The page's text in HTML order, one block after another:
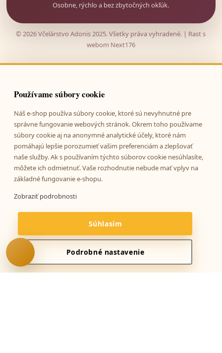
Osobne, rýchlo a bez zbytočných okľúk.
© 2026 Včelárstvo Adonis 2025. Všetky práva vyhradené. | Rast s
webom Next176
Používame súbory cookie
Náš e-shop používa súbory cookie, ktoré sú nevyhnutné pre
správne fungovanie webových stránok. Okrem toho používame
súbory cookie aj na anonymné analytické účely, ktoré nám
pomáhajú lepšie porozumieť vašim preferenciám a zlepšovať
naše služby. Ak s používaním týchto súborov cookie nesúhlasíte,
môžete ich odmietnuť. Vaše rozhodnutie nebude mať vplyv na
základné fungovanie e-shopu.
Zobraziť podrobnosti
Súhlasím
Podrobné nastavenie